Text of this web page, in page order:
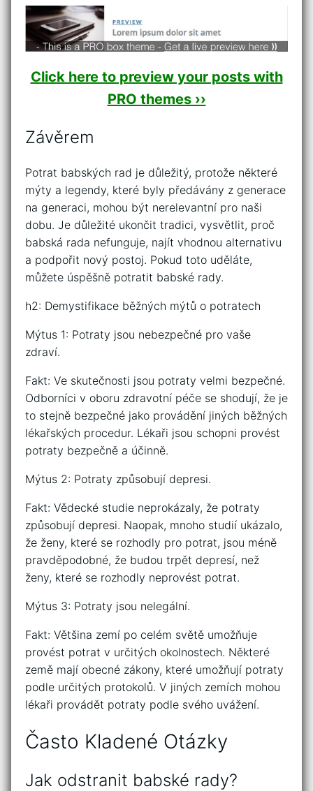
Click here to preview your posts with
PRO themes ››
Závěrem
Potrat babských rad je důležitý, protože některé
mýty a legendy, které byly předávány z generace
na generaci, mohou být nerelevantní pro naši
dobu. Je důležité ukončit tradici, vysvětlit, proč
babská rada nefunguje, najít vhodnou alternativu
a podpořit nový postoj. Pokud toto uděláte,
můžete úspěšně potratit babské rady.
h2: Demystifikace běžných mýtů o potratech
Mýtus 1: Potraty jsou nebezpečné pro vaše
zdraví.
Fakt: Ve skutečnosti jsou potraty velmi bezpečné.
Odborníci v oboru zdravotní péče se shodují, že je
to stejně bezpečné jako provádění jiných běžných
lékařských procedur. Lékaři jsou schopni provést
potraty bezpečně a účinně.
Mýtus 2: Potraty způsobují depresi.
Fakt: Vědecké studie neprokázaly, že potraty
způsobují depresi. Naopak, mnoho studií ukázalo,
že ženy, které se rozhodly pro potrat, jsou méně
pravděpodobné, že budou trpět depresí, než
ženy, které se rozhodly neprovést potrat.
Mýtus 3: Potraty jsou nelegální.
Fakt: Většina zemí po celém světě umožňuje
provést potrat v určitých okolnostech. Některé
země mají obecné zákony, které umožňují potraty
podle určitých protokolů. V jiných zemích mohou
lékaři provádět potraty podle svého uvážení.
Často Kladené Otázky
Jak odstranit babské rady?